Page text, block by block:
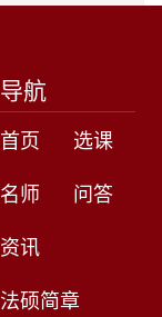
导航
首页
选课
名师
问答
资讯
法硕简章